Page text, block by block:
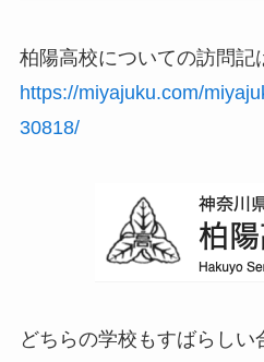
柏陽高校についての訪問
https://miyajuku.com/
30818/
どちらの学校もすばらし